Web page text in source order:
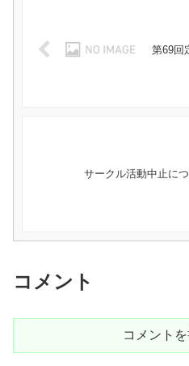
第69回
サークル活動中止に
コメント
コメント